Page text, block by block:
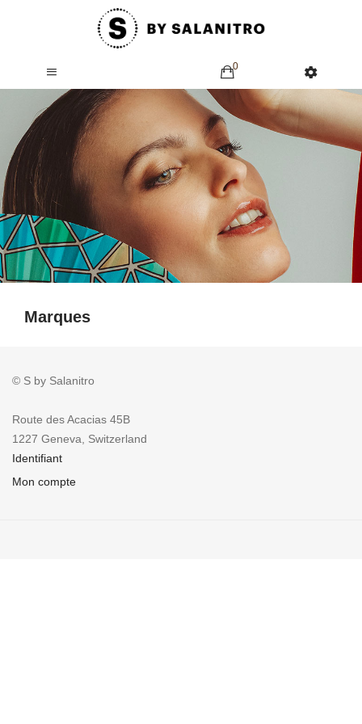
0
Marques
© S by Salanitro
Route des Acacias 45B
1227 Geneva, Switzerland
Identifiant
Mon compte